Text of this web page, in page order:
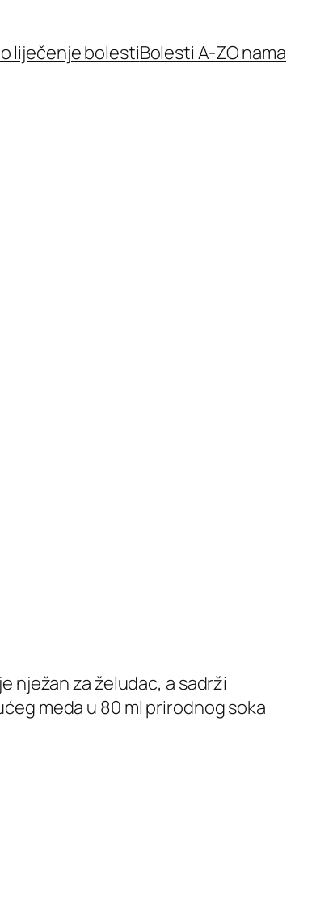
liječenje bolestiBolesti A-ZO nama
nježan za želudac, a sadrži
meda u 80 ml prirodnog soka